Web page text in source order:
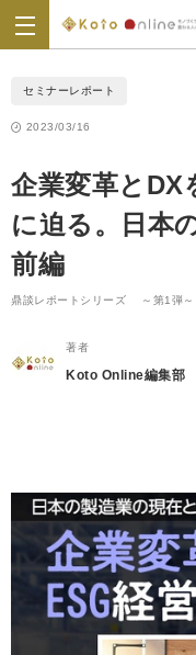
Koto
セミナーレポート
2023/03/16
企業変革とDX
に迫る。日本
前編
鼎談レポートシリーズ ～第1弾～
著者
Koto Online編集部